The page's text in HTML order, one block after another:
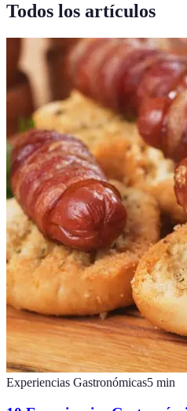
Todos los artículos
Experiencias Gastronómicas5 min